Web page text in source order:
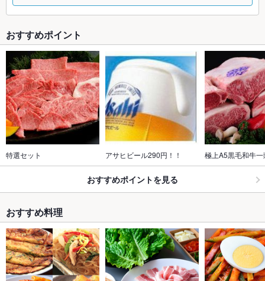
おすすめポイント
特選セット アサヒビール290円！！ 極上A5黒毛和牛
おすすめポイントを見る
おすすめ料理